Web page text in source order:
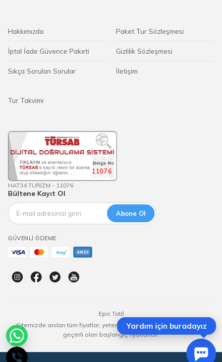
Hakkımızda
İptal İade Güvence Paketi
Sıkça Sorulan Sorular
Paket Tur Sözleşmesi
Gizlilik Sözleşmesi
İletişim
Tur Takvimi
11076
HAT34 TURİZM - 11076
Bültene Kayıt Ol
Abone Ol
GÜVENLI ÖDEME
Epic Tatil
Sitemizde anılan tüm fiyatlar, yeterli kontenjan olması durumunda
geçerli olan başlangıç fiyatlarıdır.
Yardım için buradayız